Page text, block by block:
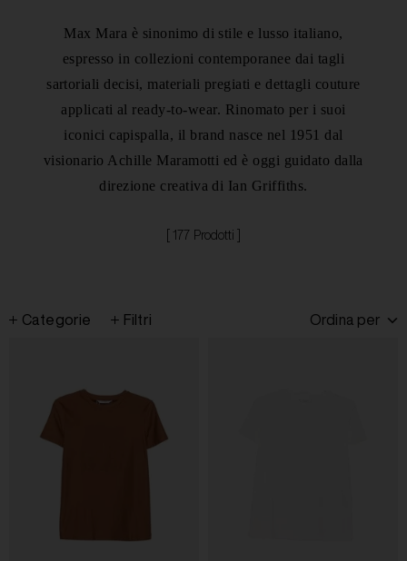
Max Mara è sinonimo di stile e lusso italiano,
espresso in collezioni contemporanee dai tagli
sartoriali decisi, materiali pregiati e dettagli couture
applicati al ready-to-wear. Rinomato per i suoi
iconici capispalla, il brand nasce nel 1951 dal
visionario Achille Maramotti ed è oggi guidato dalla
direzione creativa di Ian Griffiths.
[ 177 Prodotti ]
Categorie Filtri Ordina per